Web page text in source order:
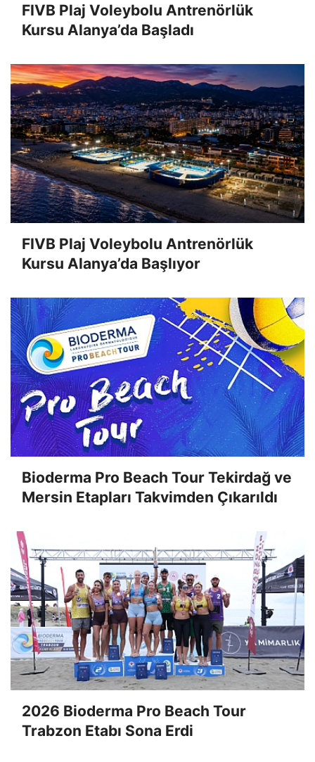
FIVB Plaj Voleybolu Antrenörlük
Kursu Alanya’da Başladı
FIVB Plaj Voleybolu Antrenörlük
Kursu Alanya’da Başlıyor
Bioderma Pro Beach Tour Tekirdağ ve
Mersin Etapları Takvimden Çıkarıldı
2026 Bioderma Pro Beach Tour
Trabzon Etabı Sona Erdi